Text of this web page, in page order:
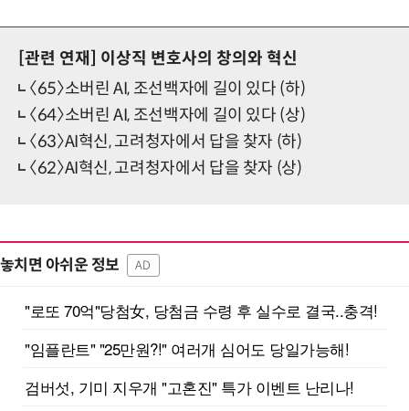
[관련 연재]
이상직 변호사의 창의와 혁신
〈65〉소버린 AI, 조선백자에 길이 있다 (하)
〈64〉소버린 AI, 조선백자에 길이 있다 (상)
〈63〉AI혁신, 고려청자에서 답을 찾자 (하)
〈62〉AI혁신, 고려청자에서 답을 찾자 (상)
놓치면 아쉬운 정보 AD